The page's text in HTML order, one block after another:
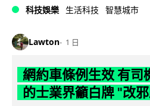
科技娛樂 生活科技 智慧城市
Lawton 1 日
網約車條例生效 有司
的士業界籲白牌 "改